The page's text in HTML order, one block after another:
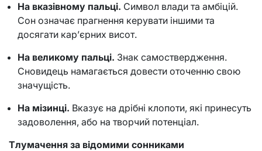
На вказівному пальці. Символ влади та амбіцій.
Сон означає прагнення керувати іншими та
досягати кар’єрних висот.
На великому пальці. Знак самоствердження.
Сновидець намагається довести оточенню свою
значущість.
На мізинці. Вказує на дрібні клопоти, які принесуть
задоволення, або на творчий потенціал.
Тлумачення за відомими сонниками